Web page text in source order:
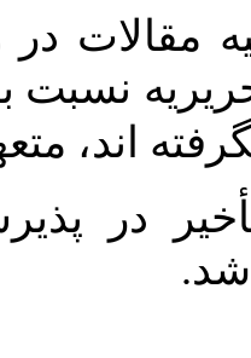
مقالات در
نسبت
اند،
در
شد.